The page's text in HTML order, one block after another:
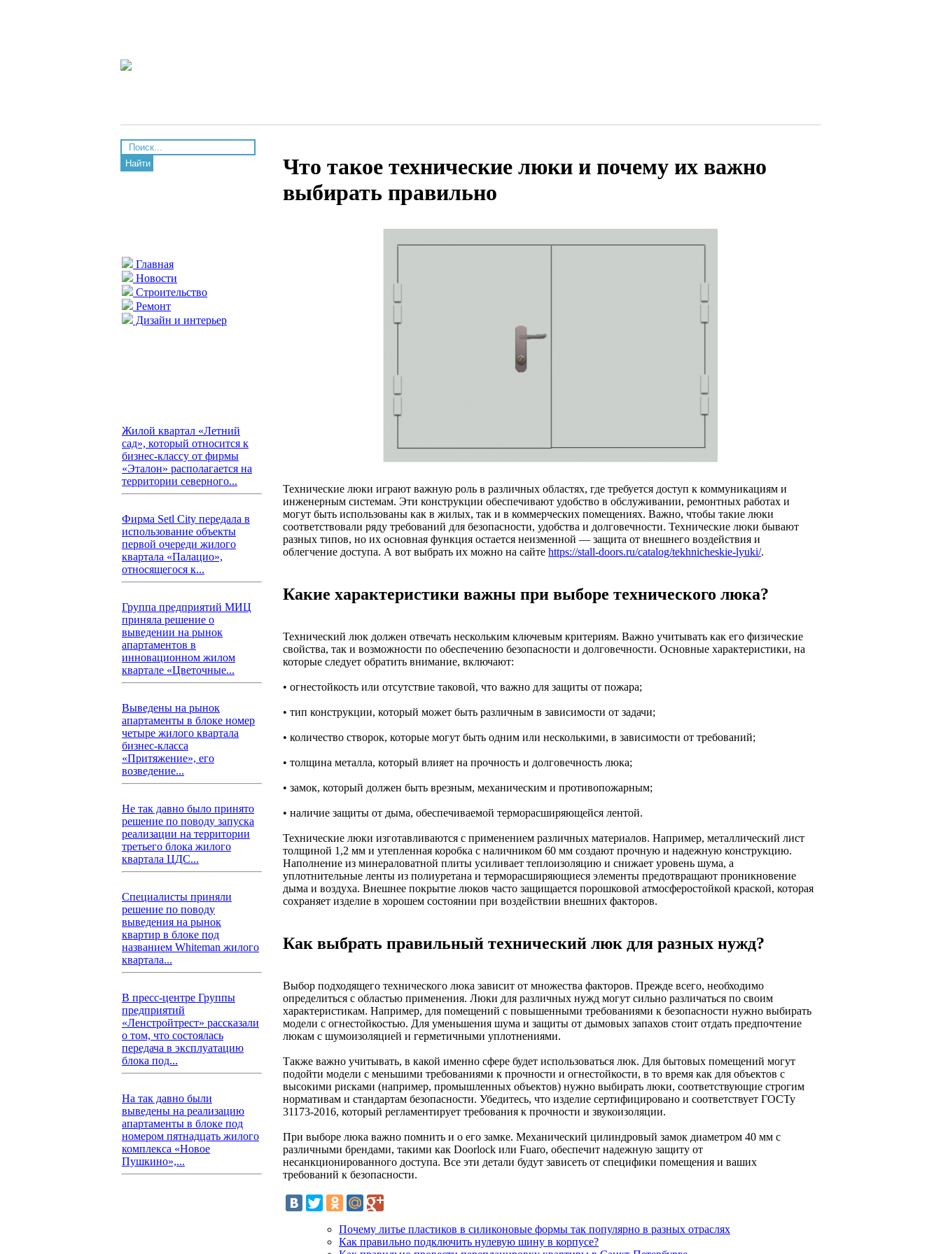
Найти
Главная
Новости
Строительство
Ремонт
Дизайн и интерьер
Жилой квартал «Летний
сад», который относится к
бизнес-классу от фирмы
«Эталон» располагается на
территории северного...
Фирма Setl City передала в
использование объекты
первой очереди жилого
квартала «Палацио»,
относящегося к...
Группа предприятий МИЦ
приняла решение о
выведении на рынок
апартаментов в
инновационном жилом
квартале «Цветочные...
Выведены на рынок
апартаменты в блоке номер
четыре жилого квартала
бизнес-класса
«Притяжение», его
возведение...
Не так давно было принято
решение по поводу запуска
реализации на территории
третьего блока жилого
квартала ЦДС...
Специалисты приняли
решение по поводу
выведения на рынок
квартир в блоке под
названием Whiteman жилого
квартала...
В пресс-центре Группы
предприятий
«Ленстройтрест» рассказали
о том, что состоялась
передача в эксплуатацию
блока под...
На так давно были
выведены на реализацию
апартаменты в блоке под
номером пятнадцать жилого
комплекса «Новое
Пушкино»,...
Что такое технические люки и почему их важно
выбирать правильно
Технические люки играют важную роль в различных областях, где требуется доступ к коммуникациям и
инженерным системам. Эти конструкции обеспечивают удобство в обслуживании, ремонтных работах и
могут быть использованы как в жилых, так и в коммерческих помещениях. Важно, чтобы такие люки
соответствовали ряду требований для безопасности, удобства и долговечности. Технические люки бывают
разных типов, но их основная функция остается неизменной — защита от внешнего воздействия и
облегчение доступа. А вот выбрать их можно на сайте https://stall-doors.ru/catalog/tekhnicheskie-lyuki/.
Какие характеристики важны при выборе технического люка?
Технический люк должен отвечать нескольким ключевым критериям. Важно учитывать как его физические
свойства, так и возможности по обеспечению безопасности и долговечности. Основные характеристики, на
которые следует обратить внимание, включают:
• огнестойкость или отсутствие таковой, что важно для защиты от пожара;
• тип конструкции, который может быть различным в зависимости от задачи;
• количество створок, которые могут быть одним или несколькими, в зависимости от требований;
• толщина металла, который влияет на прочность и долговечность люка;
• замок, который должен быть врезным, механическим и противопожарным;
• наличие защиты от дыма, обеспечиваемой терморасширяющейся лентой.
Технические люки изготавливаются с применением различных материалов. Например, металлический лист
толщиной 1,2 мм и утепленная коробка с наличником 60 мм создают прочную и надежную конструкцию.
Наполнение из минераловатной плиты усиливает теплоизоляцию и снижает уровень шума, а
уплотнительные ленты из полиуретана и терморасширяющиеся элементы предотвращают проникновение
дыма и воздуха. Внешнее покрытие люков часто защищается порошковой атмосферостойкой краской, которая
сохраняет изделие в хорошем состоянии при воздействии внешних факторов.
Как выбрать правильный технический люк для разных нужд?
Выбор подходящего технического люка зависит от множества факторов. Прежде всего, необходимо
определиться с областью применения. Люки для различных нужд могут сильно различаться по своим
характеристикам. Например, для помещений с повышенными требованиями к безопасности нужно выбирать
модели с огнестойкостью. Для уменьшения шума и защиты от дымовых запахов стоит отдать предпочтение
люкам с шумоизоляцией и герметичными уплотнениями.
Также важно учитывать, в какой именно сфере будет использоваться люк. Для бытовых помещений могут
подойти модели с меньшими требованиями к прочности и огнестойкости, в то время как для объектов с
высокими рисками (например, промышленных объектов) нужно выбирать люки, соответствующие строгим
нормативам и стандартам безопасности. Убедитесь, что изделие сертифицировано и соответствует ГОСТу
31173-2016, который регламентирует требования к прочности и звукоизоляции.
При выборе люка важно помнить и о его замке. Механический цилиндровый замок диаметром 40 мм с
различными брендами, такими как Doorlock или Fuaro, обеспечит надежную защиту от
несанкционированного доступа. Все эти детали будут зависеть от специфики помещения и ваших
требований к безопасности.
Почему литье пластиков в силиконовые формы так популярно в разных отраслях
Как правильно подключить нулевую шину в корпусе?